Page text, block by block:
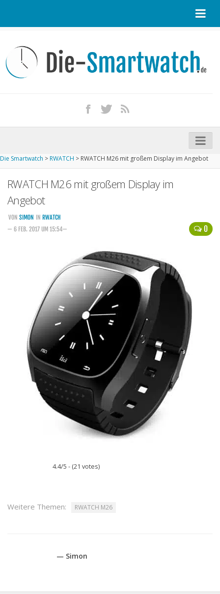
Kontakt / Tipp geben
Impressum
iPhone kaufen
Startseite
Aktuelle Smartwatches im Test
Kommende Smartwatches
Marken und Modelle
Smartphonetarife
Datentarife
o2
Smartphonetarife
Prepaid-Tarife
Datentarife
Flatrate-Prepaidtarife
Mobilfunk-Vergleichsrechner
Mobilfunk-Tarifrechner
Flatrate-Datentarife
Die Smartwatch >RWATCH > RWATCH M26 mit großem Display im Angebot
RWATCH M26 mit großem Display im
Angebot
0
VON SIMON IN RWATCH
— 6 FEB. 2017 UM 15:54—
4.4/5 - (21 votes)
Weitere Themen: RWATCH M26
— Simon